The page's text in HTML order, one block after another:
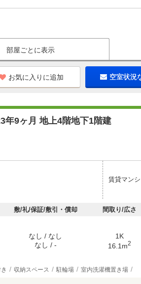
部屋ごとに表示
お気に入りに追加 空室状況
年9ヶ月 地上4階地下1階建
賃貸マン
敷/礼/保証/敷引・償却 間取り/広さ
なし / なし
なし / -
1K
16.1m2
収納スペース 駐輪場 室内洗濯機置き場